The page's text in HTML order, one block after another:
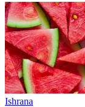
Ishrana